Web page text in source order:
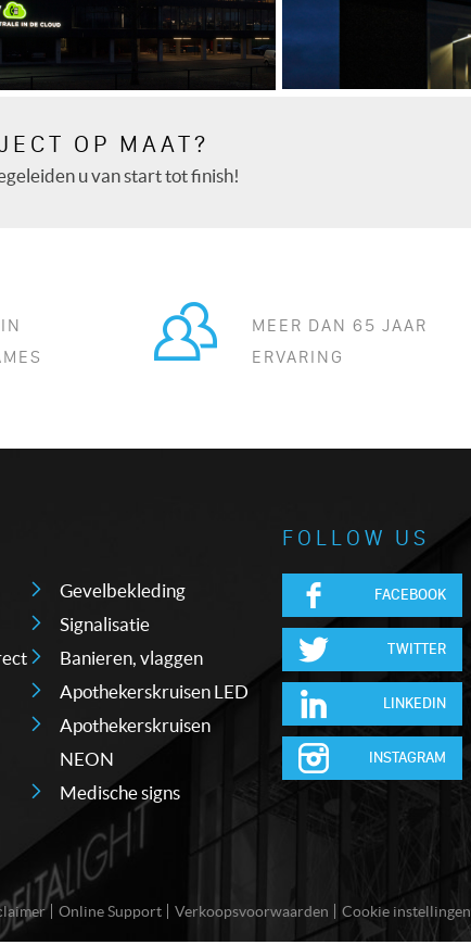
TRUSTTEAM
OP MAAT?
u van start tot finish!
MEER DAN 65 JAAR
ERVARING
Gevelbekleding
Signalisatie
Banieren, vlaggen
Apothekerskruisen LED
Apothekerskruisen
NEON
Medische signs
FOLLOW US
FACEBOOK
TWITTER
LINKEDIN
INSTAGRAM
Online Support Verkoopsvoorwaarden Cookie instellingen